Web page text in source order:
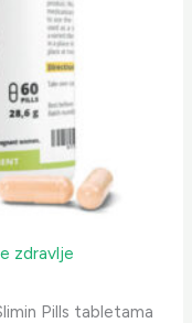
zdravlje
Pills tabletama